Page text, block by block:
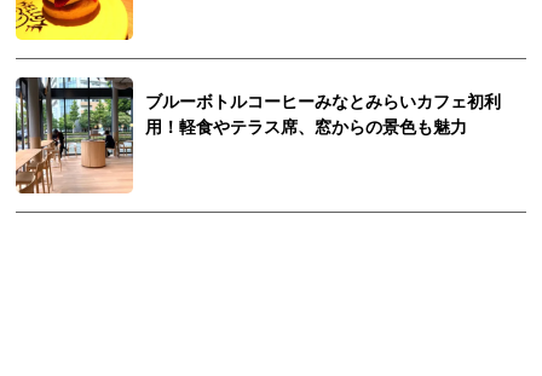
ブルーボトルコーヒーみなとみらいカフェ初利
用！軽食やテラス席、窓からの景色も魅力